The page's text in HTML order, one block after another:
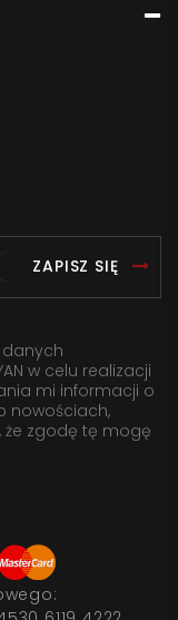
ZAPISZ SIĘ
w celu realizacji
mi informacji o
nowościach,
że zgodę tę mogę